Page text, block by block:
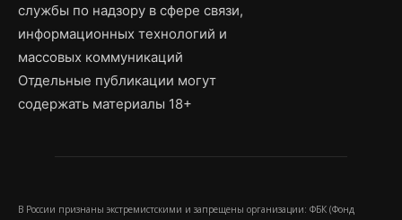
службы по надзору в сфере связи,
информационных технологий и
массовых коммуникаций
Отдельные публикации могут
содержать материалы 18+
В России признаны экстремистскими и запрещены организации: ФБК (Фонд